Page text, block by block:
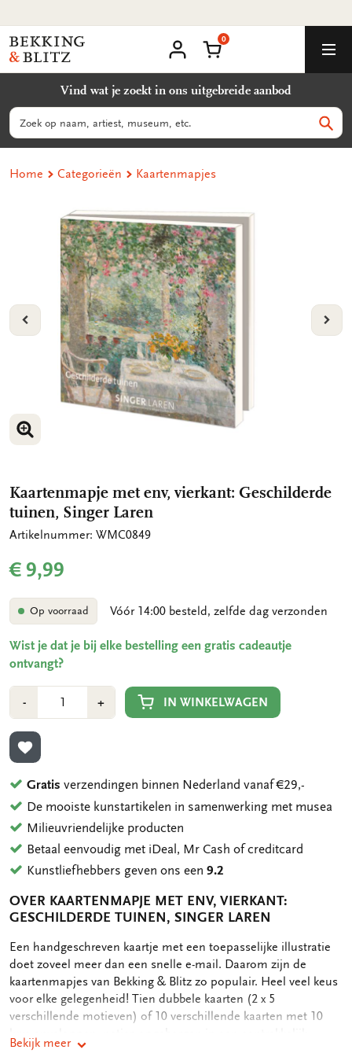
naar
content
Bekking
&
B.V.
account
Winkelmand
0
Vind wat je zoekt in ons uitgebreide aanbod
Zoeken
Home Categorieën Kaartenmapjes
VORIGE
VERGROOT AFBEELDING
VERGROOT AFBEELDING
Kaartenmapje met env, vierkant: Geschilderde
tuinen, Singer Laren
Artikelnummer: WMC0849
€ 9,99
Op voorraad Vóór 14:00 besteld, zelfde dag verzonden
Wist je dat je bij elke bestelling een gratis cadeautje
ontvangt?
-Min
1
+Plus
1
IN WINKELWAGEN
TOEVOEGEN AAN VERLANGLIJST
Gratis verzendingen binnen Nederland vanaf €29,-
De mooiste kunstartikelen in samenwerking met musea
Milieuvriendelijke producten
Betaal eenvoudig met iDeal, Mr Cash of creditcard
Kunstliefhebbers geven ons een9.2
OVER KAARTENMAPJE MET ENV, VIERKANT:
GESCHILDERDE TUINEN, SINGER LAREN
OMSCHRIJVING
Een handgeschreven kaartje met een toepasselijke illustratie
doet zoveel meer dan een snelle e-mail. Daarom zijn de
kaartenmapjes van Bekking & Blitz zo populair. Heel veel keus
voor elke gelegenheid! Tien dubbele kaarten (2 x 5
verschillende motieven) of 10 verschillende kaarten met 10
kaartenmapje. Op de achterkant van het mapje staan de
Bekijk meer